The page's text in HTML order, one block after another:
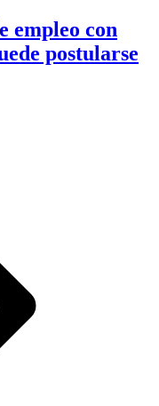
empleo con
postularse